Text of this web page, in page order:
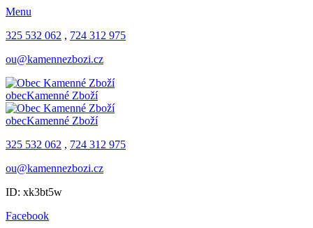
Menu
325 532 062 , 724 312 975
ou@kamennezbozi.cz
obecKamenné Zboží
obecKamenné Zboží
325 532 062 , 724 312 975
ou@kamennezbozi.cz
ID: xk3bt5w
Facebook